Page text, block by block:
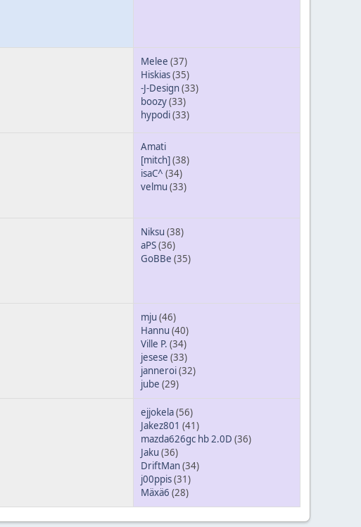
Melee (37)
Hiskias(35)
-J-Design(33)
boozy(33)
hypodi(33)
Amati
[mitch](38)
isaC^ (34)
velmu (33)
Niksu (38)
aPS(36)
GoBBe (35)
mju (46)
Hannu (40)
Ville P. (34)
jesese (33)
janneroi(32)
jube (29)
ejjokela(56)
Jakez801 (41)
mazda626gc hb 2.0D (36)
Jaku (36)
DriftMan(34)
j00ppis(31)
Mäxä6 (28)